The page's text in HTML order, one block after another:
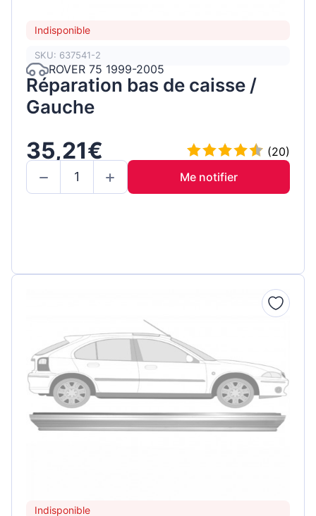
Indisponible
SKU: 637541-2
ROVER 75 1999-2005
Réparation bas de caisse /
Gauche
35,21€
(20)
Me notifier
Indisponible